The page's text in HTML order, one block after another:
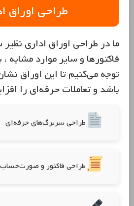
طراحی اوراق
ما در طراحی اوراق اداری
فاکتورها و سایر موارد مشابه
توجه می‌کنیم تا این اوراق
باشد و تعاملات حرفه‌ای را
طراحی سربرگ‌های حرفه‌ای
طراحی فاکتور و صورت‌حساب